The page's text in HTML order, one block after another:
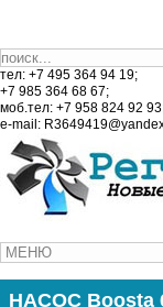
тел: +7 495 364 94 19;
+7 985 364 68 67;
моб.тел: +7 958 824 92
e-mail:
НАСОС Boosta